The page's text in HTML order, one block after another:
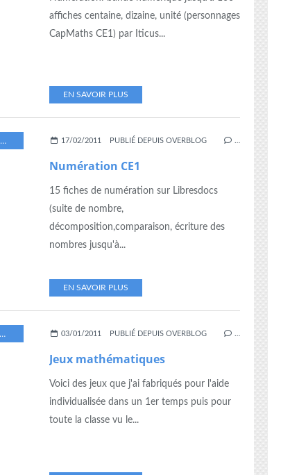
affiches centaine, dizaine, unité (personnages
CapMaths CE1) par Iticus...
EN SAVOIR PLUS
NOMBRE,NUMERATION
17/02/2011 PUBLIÉ DEPUIS OVERBLOG
Numération CE1
15 fiches de numération sur Libresdocs
(suite de nombre,
décomposition,comparaison, écriture des
nombres jusqu'à...
EN SAVOIR PLUS
CE2 ,JEU,MATHEMATIQUES,MULTIPLICATION ,NUMÉRATION
03/01/2011 PUBLIÉ DEPUIS OVERBLOG
Jeux mathématiques
Voici des jeux que j'ai fabriqués pour l'aide
individualisée dans un 1er temps puis pour
toute la classe vu le...